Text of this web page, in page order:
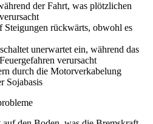
der Fahrt, was plötzlichen
Steigungen rückwärts, obwohl es
unerwartet ein, während das
verursacht
durch die Motorverkabelung
Sojabasis